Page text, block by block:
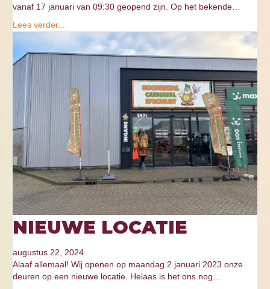
vanaf 17 januari van 09:30 geopend zijn. Op het bekende…
Lees verder...
NIEUWE LOCATIE
augustus 22, 2024
Alaaf allemaal! Wij openen op maandag 2 januari 2023 onze
deuren op een nieuwe locatie. Helaas is het ons nog…